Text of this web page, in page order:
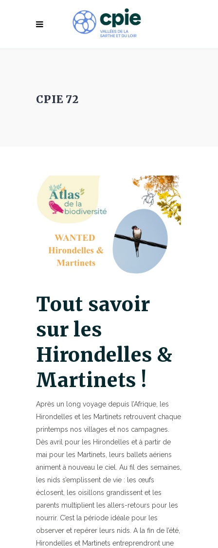
CPIE 72
Tout savoir
sur les
Hirondelles &
Martinets !
Après un long voyage depuis l’Afrique, les
Hirondelles et les Martinets retrouvent chaque
printemps nos villages et nos campagnes.
Dès avril pour les Hirondelles et à partir de
mai pour les Martinets, leurs ballets aériens
animent à nouveau le ciel. Au fil des semaines,
les nids s’emplissent de vie : les œufs
éclosent, les oisillons grandissent et les
parents multiplient les allers-retours pour les
nourrir. C’est la période idéale pour les
observer et repérer leurs nids. A la fin de l’été,
Hirondelles et Martinets entreprendront une